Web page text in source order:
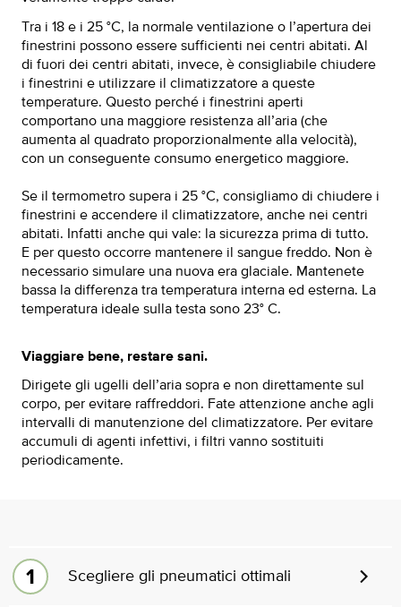
Tra i 18 e i 25 °C, la normale ventilazione o l’apertura dei
finestrini possono essere sufficienti nei centri abitati. Al
di fuori dei centri abitati, invece, è consigliabile chiudere
i finestrini e utilizzare il climatizzatore a queste
temperature. Questo perché i finestrini aperti
comportano una maggiore resistenza all’aria (che
aumenta al quadrato proporzionalmente alla velocità),
con un conseguente consumo energetico maggiore.
Se il termometro supera i 25 °C, consigliamo di chiudere i
finestrini e accendere il climatizzatore, anche nei centri
abitati. Infatti anche qui vale: la sicurezza prima di tutto.
E per questo occorre mantenere il sangue freddo. Non è
necessario simulare una nuova era glaciale. Mantenete
bassa la differenza tra temperatura interna ed esterna. La
temperatura ideale sulla testa sono 23° C.
Viaggiare bene, restare sani.
Dirigete gli ugelli dell’aria sopra e non direttamente sul
corpo, per evitare raffreddori. Fate attenzione anche agli
intervalli di manutenzione del climatizzatore. Per evitare
accumuli di agenti infettivi, i filtri vanno sostituiti
periodicamente.
Scegliere gli pneumatici ottimali